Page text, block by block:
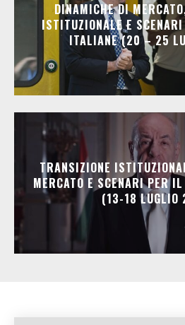
DINAMICHE DI
ISTITUZIONALE E
ITALIANE (20 – 25
TRANSIZIONE
MERCATO E SCENARI PER
(13-18 LUGLIO